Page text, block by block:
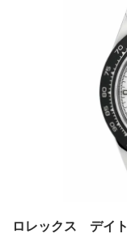
ロレックス デイ